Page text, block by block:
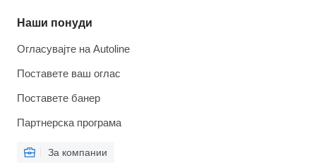
Наши понуди
Огласувајте на Autoline
Поставете ваш оглас
Поставете банер
Партнерска програма
За компании